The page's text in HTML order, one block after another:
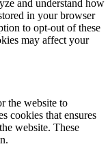
and understand how
in your browser
to opt-out of these
may affect your
the website to
cookies that ensures
website. These